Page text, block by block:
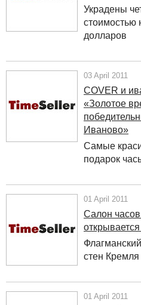
Украдены
стоимостью
долларов
03 April 2011
СОVER и
«Золотое
Иваново»
Самые
подарок
01 April 2011
Салон
стен Кремля
01 April 2011